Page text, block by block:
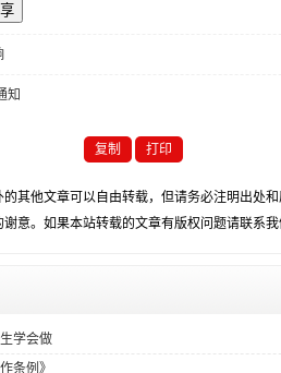
知
复制 打印
其他文章可以自由转载，但请务必注明出处
意。如果本站转载的文章有版权问题请联系我
学会做
条例》